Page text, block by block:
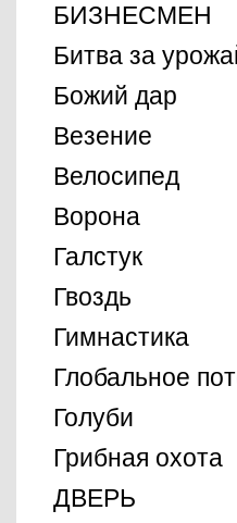
БИЗНЕСМЕН
Битва за
Божий дар
Везение
Велосипед
Ворона
Галстук
Гвоздь
Гимнастика
Глобальное
Голуби
Грибная охота
ДВЕРЬ